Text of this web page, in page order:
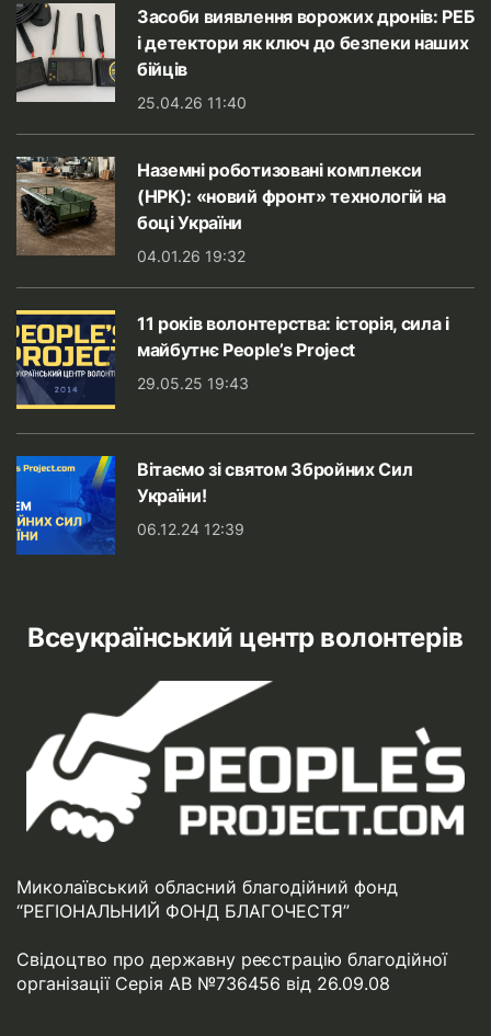
Засоби виявлення ворожих дронів: РЕБ
і детектори як ключ до безпеки наших
бійців
25.04.26 11:40
Наземні роботизовані комплекси
(НРК): «новий фронт» технологій на
боці України
04.01.26 19:32
11 років волонтерства: історія, сила і
майбутнє People’s Project
29.05.25 19:43
Вітаємо зі святом Збройних Сил
України!
06.12.24 12:39
Всеукраїнський центр волонтерів
Миколаївський обласний благодійний фонд
“РЕГІОНАЛЬНИЙ ФОНД БЛАГОЧЕСТЯ”
Свідоцтво про державну реєстрацію благодійної
організації Серія АВ №736456 від 26.09.08